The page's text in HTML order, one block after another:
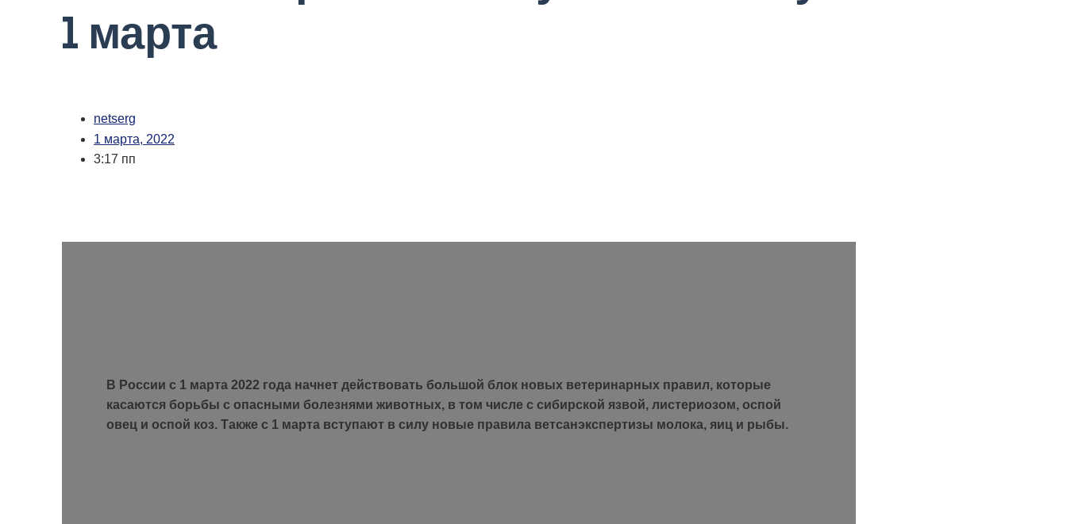
1 марта
netserg
1 марта, 2022
3:17 пп
В России с 1 марта 2022 года начнет действовать большой блок новых ветеринарных правил, которые
касаются борьбы с опасными болезнями животных, в том числе с сибирской язвой, листериозом, оспой
овец и оспой коз. Также с 1 марта вступают в силу новые правила ветсанэкспертизы молока, яиц и рыбы.